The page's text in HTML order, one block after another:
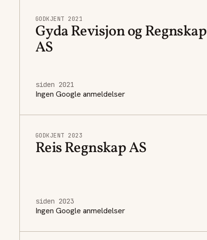
GODKJENT 2021
Gyda Revisjon og Regnskap
AS
siden 2021
Ingen Google anmeldelser
GODKJENT 2023
Reis Regnskap AS
siden 2023
Ingen Google anmeldelser